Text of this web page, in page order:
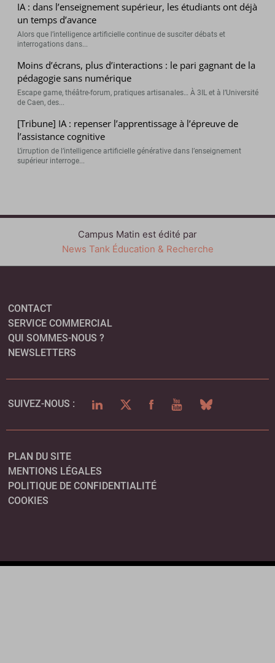
IA : dans l’enseignement supérieur, les étudiants ont déjà
un temps d’avance
Alors que l’intelligence artificielle continue de susciter débats et
interrogations dans...
Moins d’écrans, plus d’interactions : le pari gagnant de la
pédagogie sans numérique
Escape game, théâtre-forum, pratiques artisanales… À 3IL et à l’Université
de Caen, des...
[Tribune] IA : repenser l’apprentissage à l’épreuve de
l’assistance cognitive
L’irruption de l’intelligence artificielle générative dans l’enseignement
supérieur interroge...
Campus Matin est édité par
News Tank Éducation & Recherche
CONTACT
SERVICE COMMERCIAL
QUI SOMMES-NOUS ?
NEWSLETTERS
SUIVEZ-NOUS : LINKEDINTWITTERFACEBOOKYOUTUBEBLUESKY
PLAN DU SITE
MENTIONS LÉGALES
POLITIQUE DE CONFIDENTIALITÉ
COOKIES